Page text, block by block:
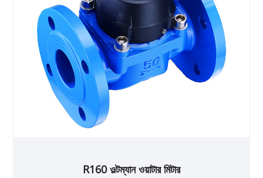
R160 ওল্টম্যান ওয়াটার মিটার